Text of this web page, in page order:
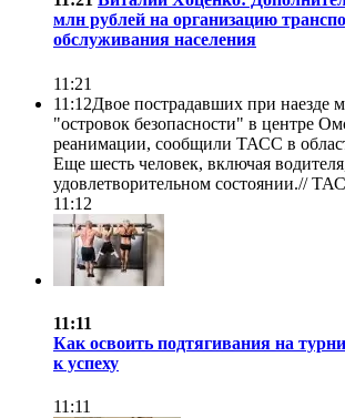
млн рублей на организацию
обслуживания населения
11:21
11:12Двое пострадавших при наезде
"островок безопасности" в центре
реанимации, сообщили ТАСС в
Еще шесть человек, включая
удовлетворительном состоянии.//
11:12
11:11
Как освоить подтягивания на
к успеху
11:11